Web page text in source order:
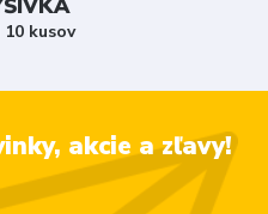
kusov
akcie a zľavy!